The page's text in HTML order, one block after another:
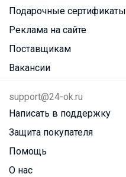
Подарочные сертификаты
Реклама на сайте
Поставщикам
Вакансии
support@24-ok.ru
Написать в поддержку
Защита покупателя
Помощь
О нас